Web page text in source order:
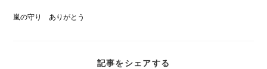
嵐の守り ありがとう
記事をシェアする